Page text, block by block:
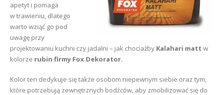
apetyt i pomaga
w trawieniu, dlatego
warto wziąć go pod
uwagę przy
projektowaniu kuchni czy jadalni – jak chociażby Kalahari matt w
kolorze rubin firmy Fox Dekorator.
Kolor ten dedykuje się także osobom niepewnym siebie oraz tym,
które potrzebują zewnętrznych bodźców, aby zmobilizować się do